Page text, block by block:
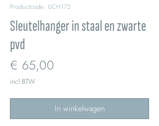
Productcode: UCH172
Sleutelhanger in staal en zwarte
pvd
€ 65,00
incl.BTW
In winkelwagen